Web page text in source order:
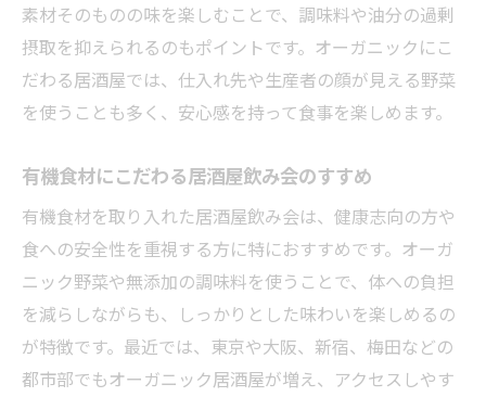
素材そのものの味を楽しむことで、調味料や油分の過剰
摂取を抑えられるのもポイントです。オーガニックにこ
だわる居酒屋では、仕入れ先や生産者の顔が見える野菜
を使うことも多く、安心感を持って食事を楽しめます。
有機食材にこだわる居酒屋飲み会のすすめ
有機食材を取り入れた居酒屋飲み会は、健康志向の方や
食への安全性を重視する方に特におすすめです。オーガ
ニック野菜や無添加の調味料を使うことで、体への負担
を減らしながらも、しっかりとした味わいを楽しめるの
が特徴です。最近では、東京や大阪、新宿、梅田などの
都市部でもオーガニック居酒屋が増え、アクセスしやす